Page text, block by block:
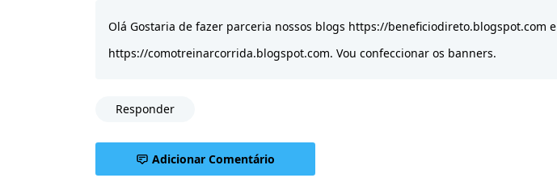
Olá Gostaria de fazer parceria nossos blogs https://beneficiodireto.blogspot.com e
https://comotreinarcorrida.blogspot.com. Vou confeccionar os banners.
Responder
Adicionar Comentário